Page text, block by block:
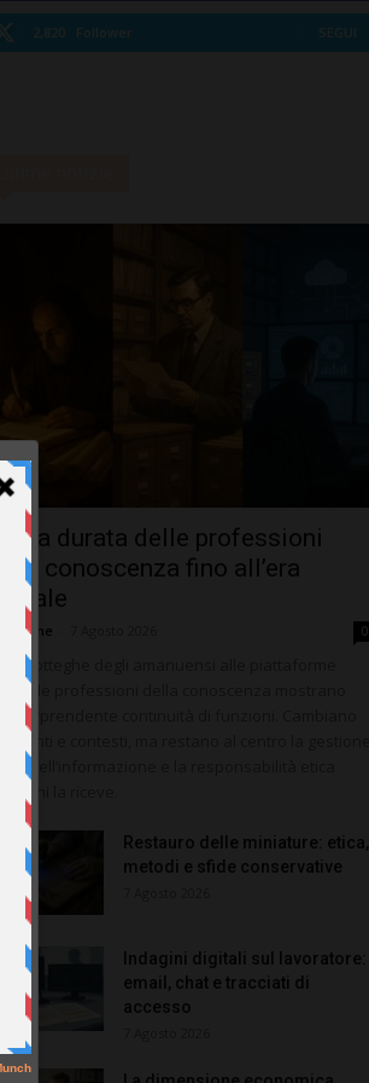
2,820 Follower SEGUI
durata delle professioni
conoscenza fino all’era
0
botteghe degli amanuensi alle piattaforme
le professioni della conoscenza mostrano
sorprendente continuità di funzioni. Cambiano
Restauro delle miniature: etica,
metodi e sfide conservative
Indagini digitali sul lavoratore:
email, chat e tracciati di
accesso